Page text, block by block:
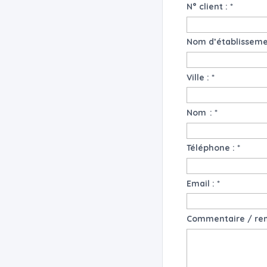
N° client : *
Ville : *
Nom : *
Téléphone : *
Email : *
Commentaire /